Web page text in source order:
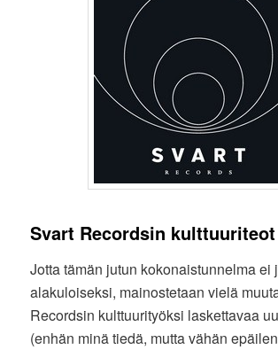
Svart Recordsin
Jotta tämän jutun kokonaistunnelma ei
alakuloiseksi, mainostetaan vielä
Recordsin kulttuurityöksi laskettavaa
(enhän minä tiedä, mutta vähän